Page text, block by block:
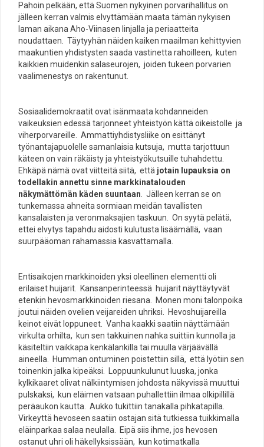
Pahoin pelkään, että Suomen nykyinen porvarihallitus on
jälleen kerran valmis elvyttämään maata tämän nykyisen
laman aikana Aho-Viinasen linjalla ja periaatteita
noudattaen. Täytyyhän näiden kaiken maailman kehittyvien
maakuntien yhdistysten saada vastinetta rahoilleen, kuten
kaikkien muidenkin salaseurojen, joiden tukeen porvarien
vaalimenestys on rakentunut.
Sosiaalidemokraatit ovat isänmaata kohdanneiden
vaikeuksien edessä tarjonneet yhteistyön kättä oikeistolle ja
viherporvareille. Ammattiyhdistysliike on esittänyt
työnantajapuolelle samanlaisia kutsuja, mutta tarjottuun
käteen on vain räkäisty ja yhteistyökutsuille tuhahdettu.
Ehkäpä nämä ovat viitteitä siitä, että jotain lupauksia on
todellakin annettu sinne markkinatalouden
näkymättömän käden suuntaan . Jälleen kerran se on
tunkemassa ahneita sormiaan meidän tavallisten
kansalaisten ja veronmaksajien taskuun. On syytä pelätä,
ettei elvytys tapahdu aidosti kulutusta lisäämällä, vaan
suurpääoman rahamassia kasvattamalla.
Entisaikojen markkinoiden yksi oleellinen elementti oli
erilaiset huijarit. Kansanperinteessä huijarit näyttäytyvät
etenkin hevosmarkkinoiden riesana. Monen moni talonpoika
joutui näiden ovelien veijareiden uhriksi. Hevoshuijareilla
keinot eivät loppuneet. Vanha kaakki saatiin näyttämään
virkulta orhilta, kun sen takkuinen nahka suittiin kunnolla ja
käsiteltiin vaikkapa kenkälankilla tai muulla värjäävällä
aineella. Humman ontuminen poistettiin sillä, että lyötiin sen
toinenkin jalka kipeäksi. Loppuunkulunut luuska, jonka
kylkikaaret olivat nälkiintymisen johdosta näkyvissä muuttui
pulskaksi, kun eläimen vatsaan puhallettiin ilmaa olkipillillä
peräaukon kautta. Aukko tukittiin tanakalla pihkatapilla.
Virkeyttä hevoseen saatiin ostajan sitä tutkiessa tuikkimalla
eläinparkaa salaa neulalla. Eipä siis ihme, jos hevosen
ostanut uhri oli häkellyksissään, kun kotimatkalla